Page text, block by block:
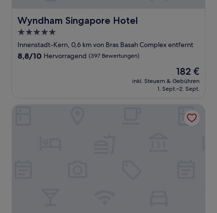
Wyndham Singapore Hotel
Wyndham Singapore Hotel
5.0-
Sterne-
Unterkunft
Innenstadt-Kern, 0,6 km von Bras Basah Complex entfernt
8.8
8,8/10 Hervorragend (397 Bewertungen)
Der
Preis
beträgt
182 €
inkl. Steuern & Gebühren
1. Sept.–2. Sept.